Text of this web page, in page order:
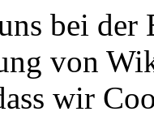
bei
von
wir